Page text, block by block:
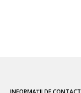
INFORMAȚII DE CONTACT